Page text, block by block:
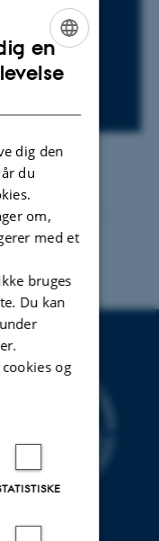
- 13:00
ENGLISH
en
dig den
du
om,
med et
bruges
Du kan
og